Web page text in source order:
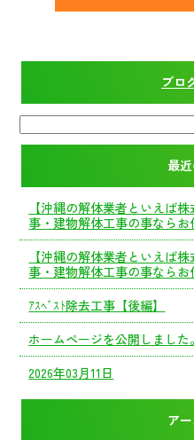
ブロ
最
【沖縄の解体業者といえば
事・建物解体工事の事ならお
【沖縄の解体業者といえば
事・建物解体工事の事ならお
ｱｽﾍﾞｽﾄ除去工事【後編】
ホームページを公開しました。
2026年03月11日
ア